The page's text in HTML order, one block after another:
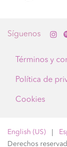
Síguenos
Términos y
Política de
Cookies
Derechos
English (US)